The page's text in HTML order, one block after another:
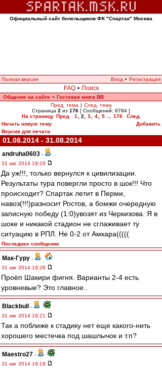
Официальный сайт болельщиков ФК "Спартак" Москва
Полная версия Вход • Регистрация
FAQ • Поиск
Общение на сайте » Гостевая книга ВВ
Пред. тема | След. тема
Страница 2 из 176 [ Сообщений: 8784 ]
На страницу Пред. 1 2 3 4 5 176
След.
Начать новую тему
Добавить
Версия для печати
01.08.2014 - 31.08.2014
andruha0603 -
31 авг 2014 19:29
Да уж!!!, только вернулся к цивилизации.
Результаты тура повергли просто в шок!!! Что
происходит? Спартак летит в Перми,
навоз(!!!)разносит Ростов, а бомжи очередную
записную победу (1:0)увозят из Черкизова. Я в
шоке и никакой стадион не сглаживает ту
ситуацию в РПЛ. Не 0-2 от Амкара(((((
Последнее сообщение
Мак-Гуру -
31 авг 2014 19:28
Проёп Шакири фигня. Варианты 2-4 есть
уровневые? Это главное..
Blackbull
-
31 авг 2014 19:21
Так а поближе к стадику нет еще какого-нить
хорошего местечка под шашлычок и т.п?
Maestro27 -
31 авг 2014 19:19